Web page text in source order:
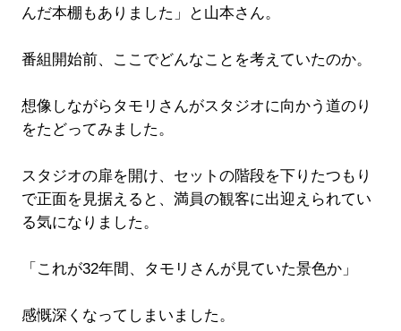
んだ本棚もありました」と山本さん。
番組開始前、ここでどんなことを考えていたのか。
想像しながらタモリさんがスタジオに向かう道のり
をたどってみました。
スタジオの扉を開け、セットの階段を下りたつもり
で正面を見据えると、満員の観客に出迎えられてい
る気になりました。
「これが32年間、タモリさんが見ていた景色か」
感慨深くなってしまいました。